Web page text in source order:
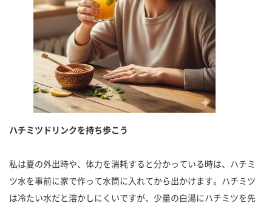
ハチミツドリンクを持ち歩こう
私は夏の外出時や、体力を消耗すると分かっている時は、ハチミ
ツ水を事前に家で作って水筒に入れてから出かけます。ハチミツ
は冷たい水だと溶かしにくいですが、少量の白湯にハチミツを先